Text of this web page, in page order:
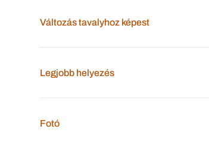
Változás tavalyhoz képest
Legjobb helyezés
Fotó